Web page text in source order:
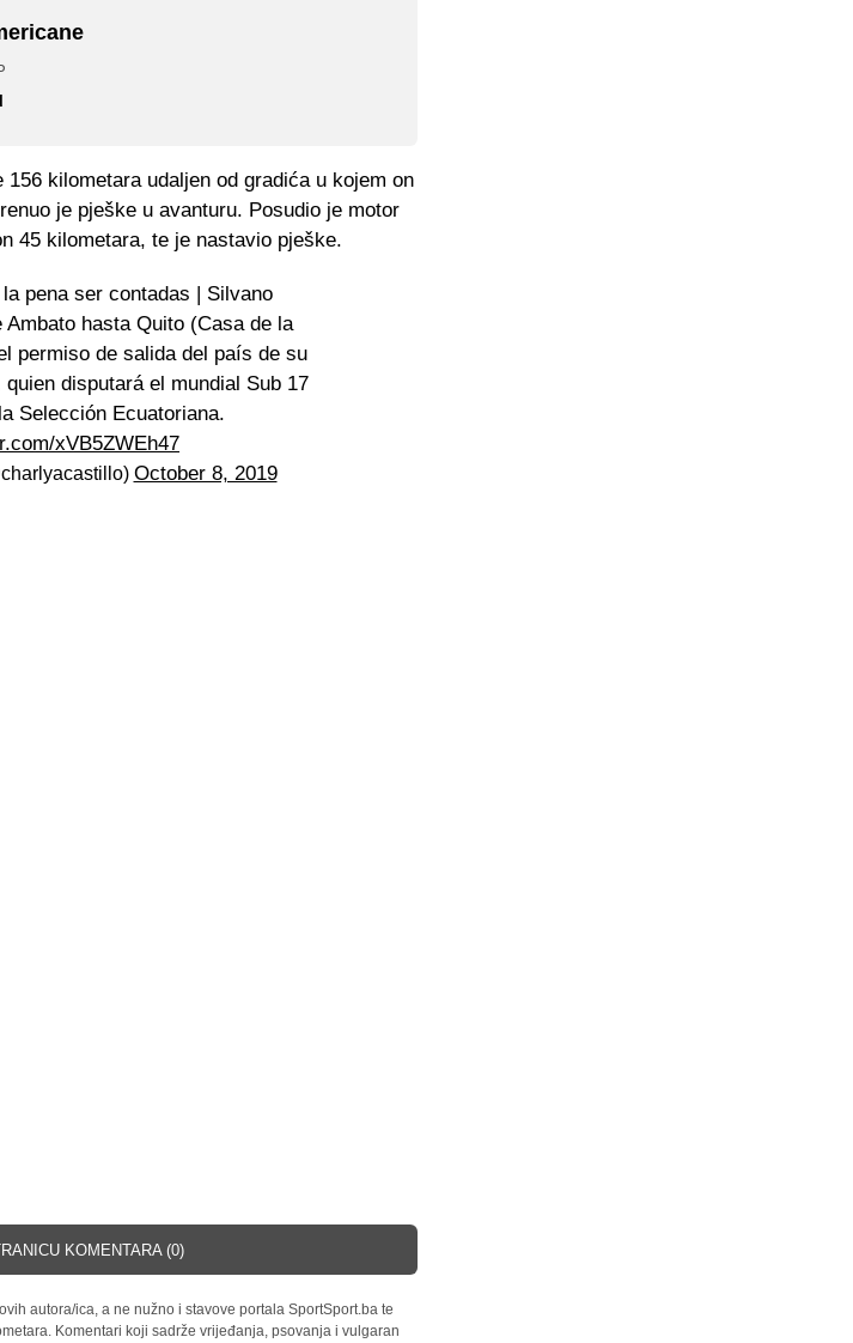
kilometara udaljen od gradića u kojem on
je pješke u avanturu. Posudio je motor
45 kilometara, te je nastavio pješke.
pena ser contadas | Silvano
hasta Quito (Casa de la
permiso de salida del país de su
disputará el mundial Sub 17
Selección Ecuatoriana.
xVB5ZWEh47
October 8, 2019
KOMENTARA (0)
autora/ica, a ne nužno i stavove portala SportSport.ba te
Komentari koji sadrže vrijeđanja, psovanja i vulgaran